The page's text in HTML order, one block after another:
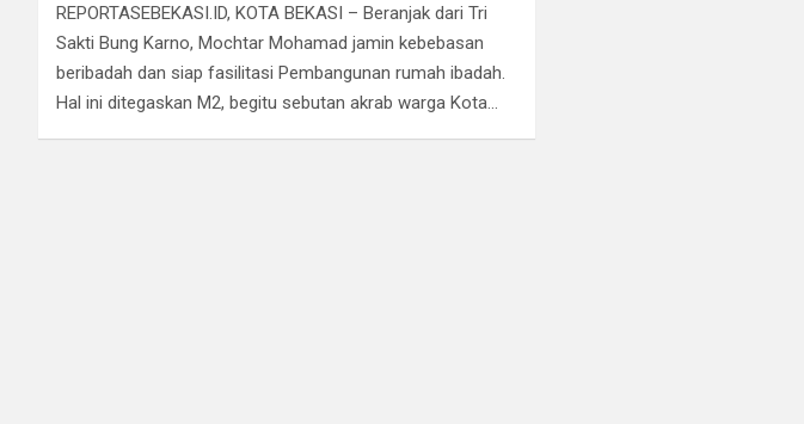
ce
b
o
o
tt
er
at
s
A
p
e
gr
a
m
ail ke
dI
n
ar
e
REPORTASEBEKASI.ID, KOTA BEKASI – Beranjak dari Tri
Sakti Bung Karno, Mochtar Mohamad jamin kebebasan
beribadah dan siap fasilitasi Pembangunan rumah ibadah.
Hal ini ditegaskan M2, begitu sebutan akrab warga Kota…